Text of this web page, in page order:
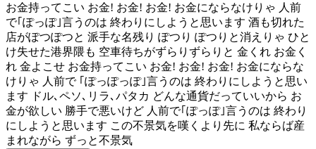
お金持ってこい お金! お金! お金! お金にならなけりゃ 人前
で｢ぽっぽ｣言うのは 終わりにしようと思います 酒も切れた
店がぽつぽつと 派手な名残り ぽつり ぽつりと消えりゃ ひと
け失せた港界隈も 空車待ちがずらりずらりと 金くれ お金く
れ 金よこせ お金持ってこい お金! お金! お金! お金にならな
けりゃ 人前で ｢ぽっぽっぽ｣言うのは 終わりにしようと思い
ます ドル､ペソ､リラ､パタカ どんな通貨だっていいから お
金が欲しい 勝手で悪いけど 人前で｢ぽっぽ｣言うのは 終わり
にしようと思います この不景気を嘆くより先に 私ならば産
まれながら ずっと不景気